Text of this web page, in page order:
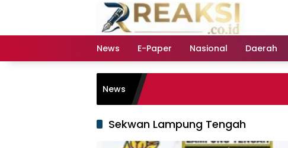
News E-Paper Nasional Daerah
News
Sekwan Lampung Tengah